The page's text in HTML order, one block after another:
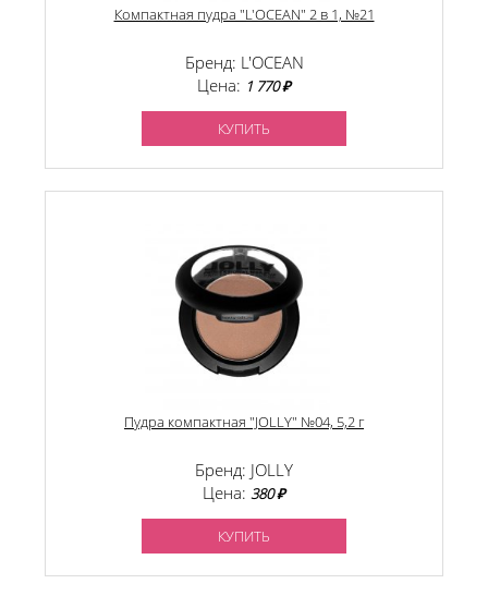
Компактная пудра "L'OCEAN" 2 в 1, №21
Бренд: L'OCEAN
Цена: 1 770 ₽
КУПИТЬ
Пудра компактная "JOLLY" №04, 5,2 г
Бренд: JOLLY
Цена: 380 ₽
КУПИТЬ